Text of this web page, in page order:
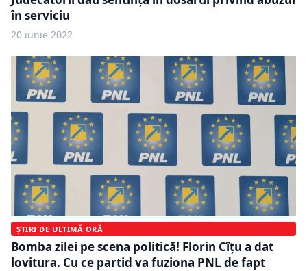
în serviciu
20 iunie 2022
ȘTIRI DE ULTIMĂ ORĂ
Bomba zilei pe scena politică! Florin Cîțu a dat
lovitura. Cu ce partid va fuziona PNL de fapt